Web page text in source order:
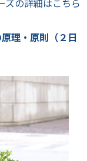
ズの詳細はこちら
理・原則（２日